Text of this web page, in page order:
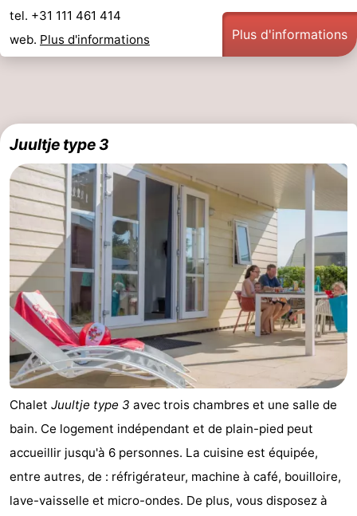
tel. +31 111 461 414
web. Plus d'informations Plus d'informations
Juultje type 3
Chalet Juultje type 3 avec trois chambres et une salle de
bain. Ce logement indépendant et de plain-pied peut
accueillir jusqu'à 6 personnes. La cuisine est équipée,
entre autres, de : réfrigérateur, machine à café, bouilloire,
lave-vaisselle et micro-ondes. De plus, vous disposez à